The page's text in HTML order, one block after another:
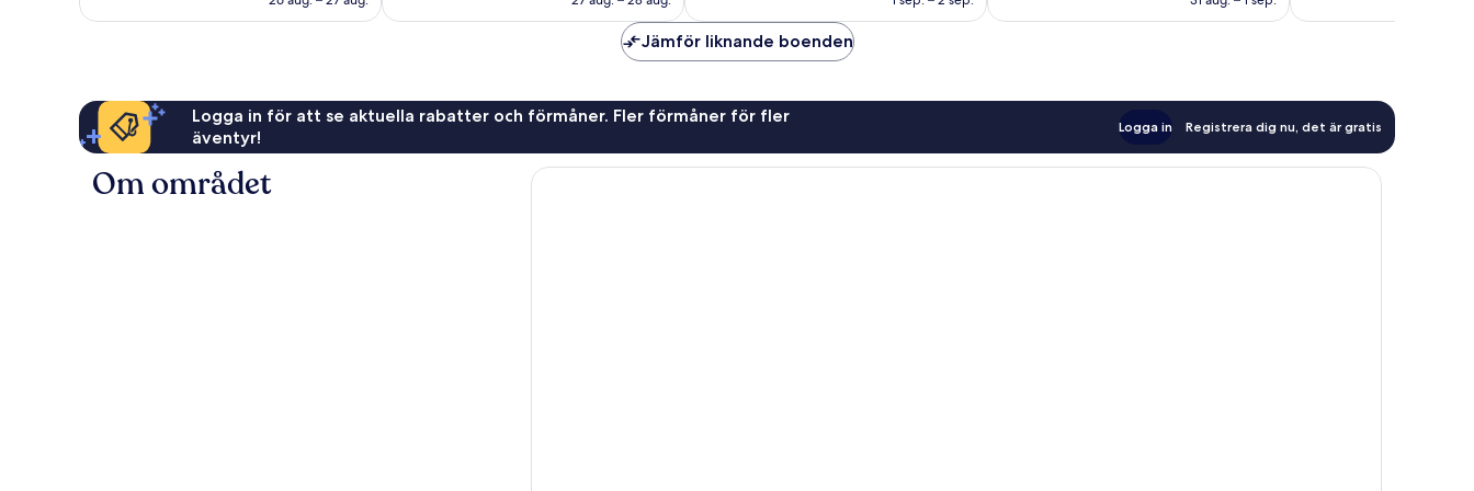
Jämför liknande boenden
Logga in för att se aktuella rabatter och förmåner. Fler förmåner för fler
äventyr!
Logga in Registrera dig nu, det är gratis
Om området